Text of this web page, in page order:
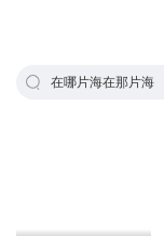
在哪片海在那片海